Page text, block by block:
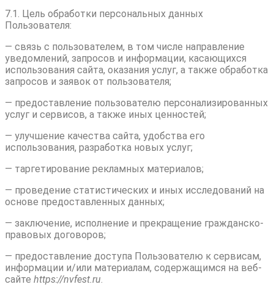
7.1. Цель обработки персональных данных
Пользователя:
— связь с пользователем, в том числе направление
уведомлений, запросов и информации, касающихся
использования сайта, оказания услуг, а также обработка
запросов и заявок от пользователя;
— предоставление пользователю персонализированных
услуг и сервисов, а также иных ценностей;
— улучшение качества сайта, удобства его
использования, разработка новых услуг;
— таргетирование рекламных материалов;
— проведение статистических и иных исследований на
основе предоставленных данных;
— заключение, исполнение и прекращение гражданско-
правовых договоров;
— предоставление доступа Пользователю к сервисам,
информации и/или материалам, содержащимся на веб-
сайте httpsː//nvfest.ru.